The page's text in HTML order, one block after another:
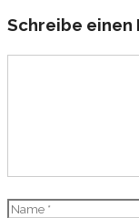
Schreibe einen
Name